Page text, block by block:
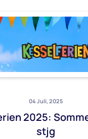
04 Juli, 2025
2025:
stjg